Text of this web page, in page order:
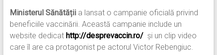
Ministerul Sănătățiia lansat o campanie oficială privind
beneficiile vaccinării. Această campanie include un
website dedicat http://desprevaccin.ro/și un clip video
care îl are ca protagonist pe actorul Victor Rebengiuc.